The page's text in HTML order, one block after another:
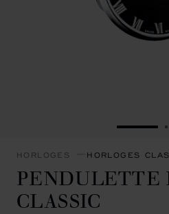
ALLER
HORLOGES HORLOGES
PENDULETTE
CLASSIC